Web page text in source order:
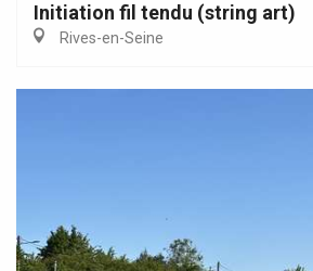
Initiation fil tendu (string art)
Rives-en-Seine